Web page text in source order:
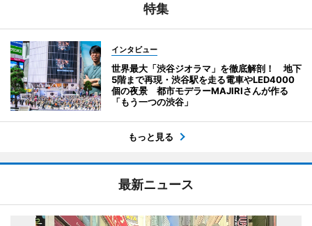
特集
インタビュー
世界最大「渋谷ジオラマ」を徹底解剖！ 地下
5階まで再現・渋谷駅を走る電車やLED4000
個の夜景 都市モデラーMAJIRIさんが作る
「もう一つの渋谷」
もっと見る
最新ニュース